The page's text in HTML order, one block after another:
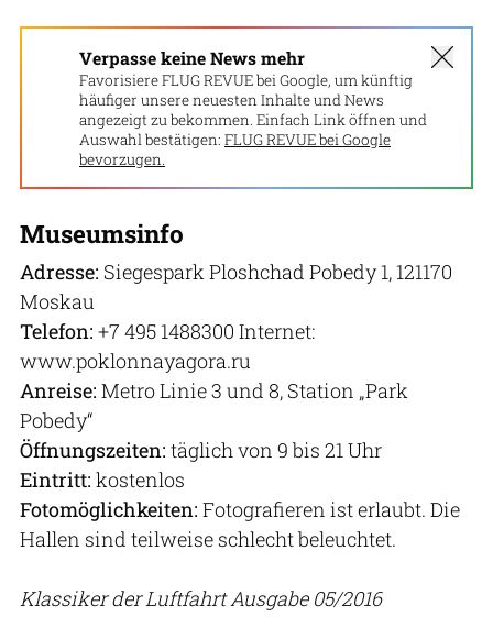
Verpasse keine News mehr
Favorisiere FLUG REVUE bei Google, um künftig
häufiger unsere neuesten Inhalte und News
angezeigt zu bekommen. Einfach Link öffnen und
Auswahl bestätigen: FLUG REVUE bei Google
bevorzugen.
Museumsinfo
Adresse: Siegespark Ploshchad Pobedy 1, 121170
Moskau
Telefon: +7 495 1488300 Internet:
www.poklonnayagora.ru
Anreise: Metro Linie 3 und 8, Station „Park
Pobedy“
Öffnungszeiten: täglich von 9 bis 21 Uhr
Eintritt: kostenlos
Fotomöglichkeiten: Fotografieren ist erlaubt. Die
Hallen sind teilweise schlecht beleuchtet.
Klassiker der Luftfahrt Ausgabe 05/2016